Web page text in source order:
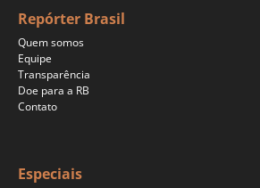
Repórter Brasil
Quem somos
Equipe
Transparência
Doe para a RB
Contato
Especiais